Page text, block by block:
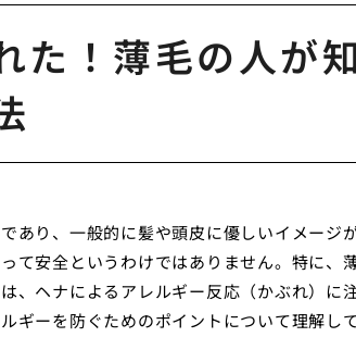
た！薄毛の人が
あり、一般的に髪や頭皮に優しいイメージ
て安全というわけではありません。特に、
、ヘナによるアレルギー反応（かぶれ）に
ギーを防ぐためのポイントについて理解し